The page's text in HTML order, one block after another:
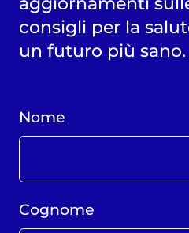
consigli per la
un futuro più sano.
Nome
Cognome